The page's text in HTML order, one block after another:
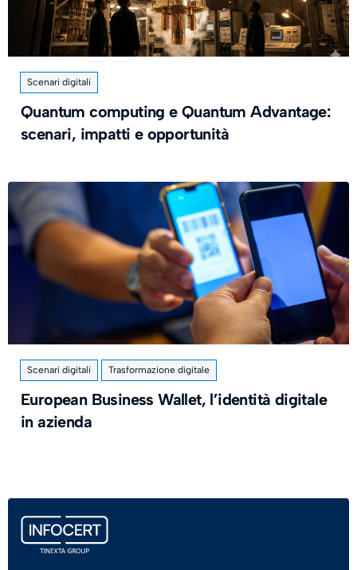
Scenari digitali
Quantum computing e Quantum Advantage:
scenari, impatti e opportunità
Scenari digitali Trasformazione digitale
European Business Wallet, l’identità digitale
in azienda